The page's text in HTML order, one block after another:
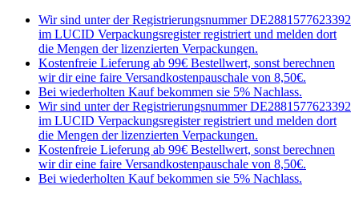
Wir sind unter der Registrierungsnummer DE2881577623392
im LUCID Verpackungsregister registriert und melden dort
die Mengen der lizenzierten Verpackungen.
Kostenfreie Lieferung ab 99€ Bestellwert, sonst berechnen
wir dir eine faire Versandkostenpauschale von 8,50€.
Bei wiederholten Kauf bekommen sie 5% Nachlass.
Wir sind unter der Registrierungsnummer DE2881577623392
im LUCID Verpackungsregister registriert und melden dort
die Mengen der lizenzierten Verpackungen.
Kostenfreie Lieferung ab 99€ Bestellwert, sonst berechnen
wir dir eine faire Versandkostenpauschale von 8,50€.
Bei wiederholten Kauf bekommen sie 5% Nachlass.